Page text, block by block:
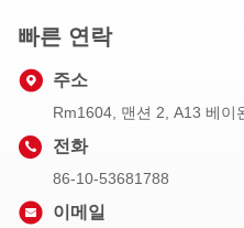
빠른 연락
주소
Rm1604, 맨션 2, A13 베이
전화
86-10-53681788
이메일